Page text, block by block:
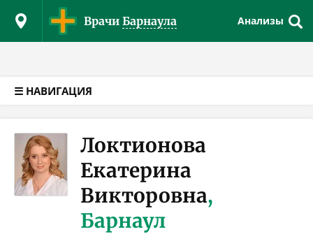
Врачи Барнаула Анализы
☰ НАВИГАЦИЯ
Локтионова
Екатерина
Викторовна,
Барнаул